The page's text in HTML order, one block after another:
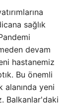
sağlık
devam
hastanemiz
Bu önemli
alanında yeni
Balkanlar'daki